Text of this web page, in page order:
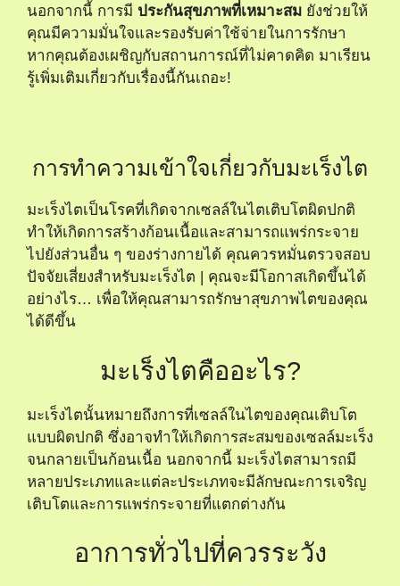
นอกจากนี้ การมี ประกันสุขภาพที่เหมาะสม ยังช่วยให้
คุณมีความมั่นใจและรองรับค่าใช้จ่ายในการรักษา
หากคุณต้องเผชิญกับสถานการณ์ที่ไม่คาดคิด มาเรียน
รู้เพิ่มเติมเกี่ยวกับเรื่องนี้กันเถอะ!
การทำความเข้าใจเกี่ยวกับมะเร็งไต
มะเร็งไตเป็นโรคที่เกิดจากเซลล์ในไตเติบโตผิดปกติ
ทำให้เกิดการสร้างก้อนเนื้อและสามารถแพร่กระจาย
ไปยังส่วนอื่น ๆ ของร่างกายได้ คุณควรหมั่นตรวจสอบ
ปัจจัยเสี่ยงสำหรับมะเร็งไต | คุณจะมีโอกาสเกิดขึ้นได้
อย่างไร… เพื่อให้คุณสามารถรักษาสุขภาพไตของคุณ
ได้ดีขึ้น
มะเร็งไตคืออะไร?
มะเร็งไตนั้นหมายถึงการที่เซลล์ในไตของคุณเติบโต
แบบผิดปกติ ซึ่งอาจทำให้เกิดการสะสมของเซลล์มะเร็ง
จนกลายเป็นก้อนเนื้อ นอกจากนี้ มะเร็งไตสามารถมี
หลายประเภทและแต่ละประเภทจะมีลักษณะการเจริญ
เติบโตและการแพร่กระจายที่แตกต่างกัน
อาการทั่วไปที่ควรระวัง